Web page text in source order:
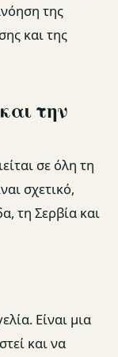
της
και της
την
σε όλη τη
σχετικό,
τη Σερβία και
Είναι μια
και να